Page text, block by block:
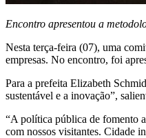
Encontro apresentou a
Nesta terça-feira (07), uma
empresas. No encontro, foi
Para a prefeita Elizabeth
sustentável e a inovação”,
“A política pública de fomento
com nossos visitantes. Cidade